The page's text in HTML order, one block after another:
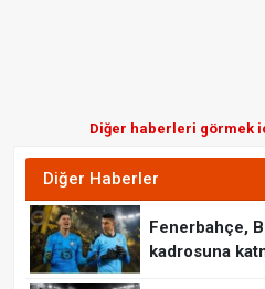
Diğer haberleri görmek
Diğer Haberler
Fenerbahçe,
kadrosuna